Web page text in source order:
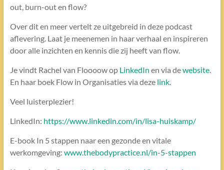
out, burn-out en flow?
Over dit en meer vertelt ze uitgebreid in deze podcast
aflevering. Laat je meenemen in haar verhaal en inspireren
door alle inzichten en kennis die zij heeft van flow.
Je vindt Rachel van Floooow op LinkedIn en via dewebsite.
En haar boek Flow in Organisaties via deze link.
Veel luisterplezier!
LinkedIn: https://www.linkedin.com/in/lisa-huiskamp/
E-book In 5 stappen naar een gezonde en vitale
werkomgeving: www.thebodypractice.nl/in-5-stappen